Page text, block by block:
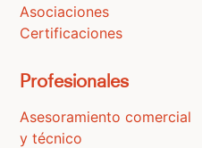
Asociaciones
Certificaciones
Profesionales
Asesoramiento comercial
y técnico